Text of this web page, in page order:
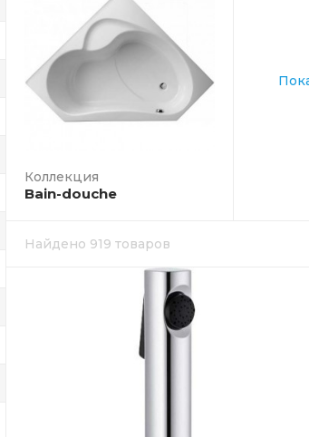
Коллекция
Bain-douche
Найдено 919 товаров